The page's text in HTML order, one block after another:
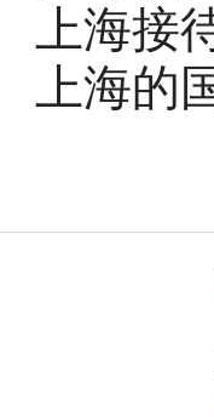
上海接
上海的